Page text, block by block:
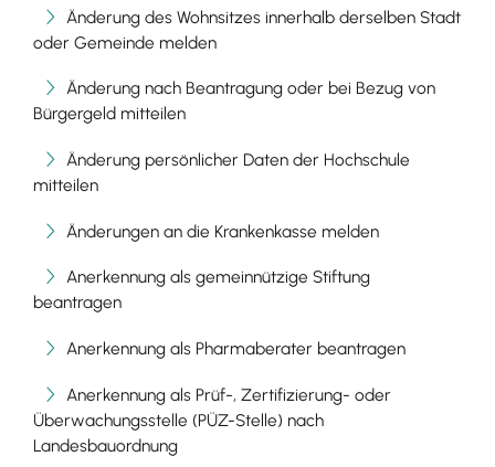
Änderung des Wohnsitzes innerhalb derselben Stadt
oder Gemeinde melden
Änderung nach Beantragung oder bei Bezug von
Bürgergeld mitteilen
Änderung persönlicher Daten der Hochschule
mitteilen
Änderungen an die Krankenkasse melden
Anerkennung als gemeinnützige Stiftung
beantragen
Anerkennung als Pharmaberater beantragen
Anerkennung als Prüf-, Zertifizierung- oder
Überwachungsstelle (PÜZ-Stelle) nach
Landesbauordnung